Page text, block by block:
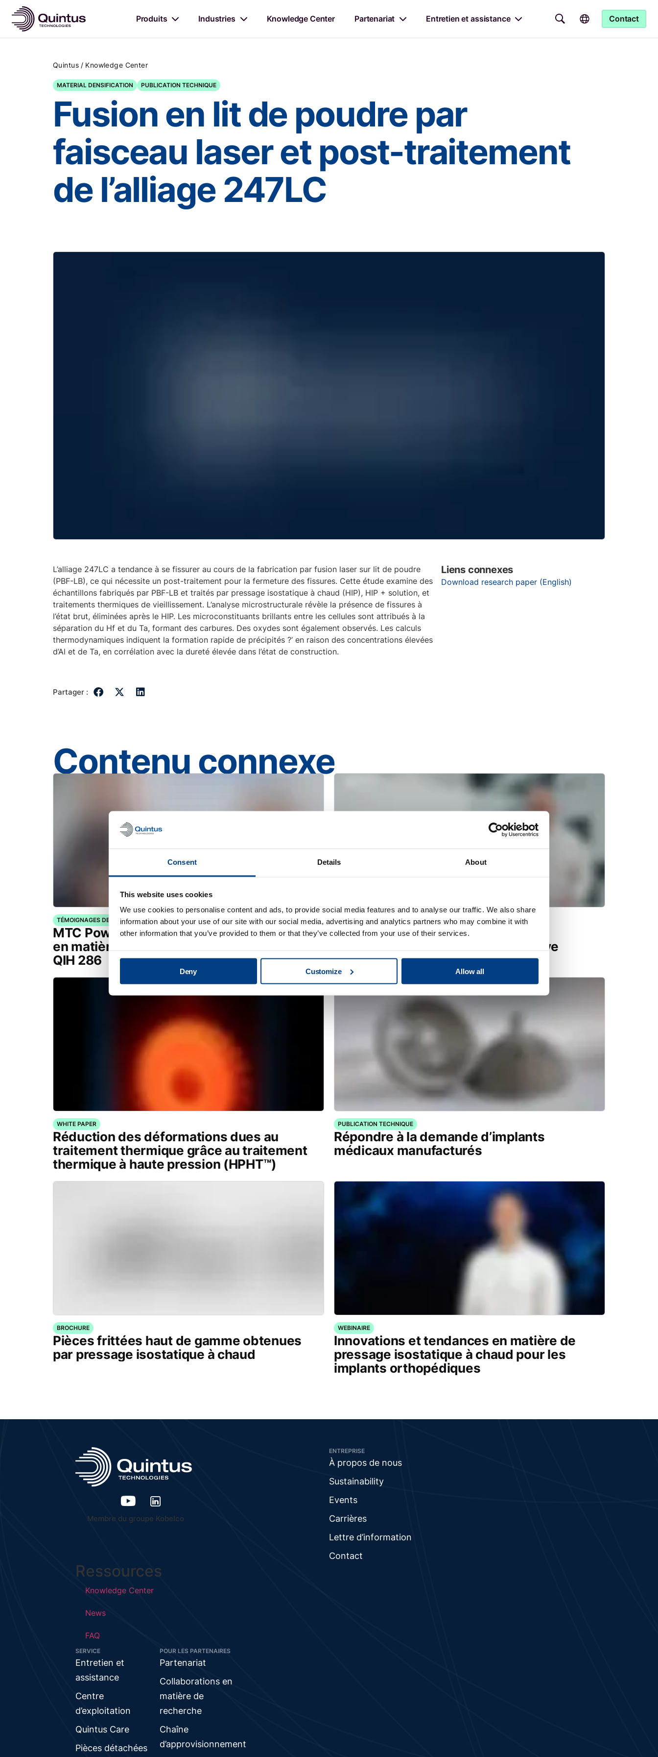
Consent Details About
This website uses cookies
We use cookies to personalise content and ads, to provide social media features and to analyse our traffic. We also share
information about your use of our site with our social media, advertising and analytics partners who may combine it with
other information that you’ve provided to them or that they’ve collected from your use of their services.
Deny Customize Allow all
Produits Industries Knowledge Center Partenariat Entretien et assistance Contact
Quintus / Knowledge Center
MATERIAL DENSIFICATION PUBLICATION TECHNIQUE
Fusion en lit de poudre par
faisceau laser et post-traitement
de l’alliage 247LC
L’alliage 247LC a tendance à se fissurer au cours de la fabrication par fusion laser sur lit de poudre
(PBF-LB), ce qui nécessite un post-traitement pour la fermeture des fissures. Cette étude examine des
échantillons fabriqués par PBF-LB et traités par pressage isostatique à chaud (HIP), HIP + solution, et
traitements thermiques de vieillissement. L’analyse microstructurale révèle la présence de fissures à
l’état brut, éliminées après le HIP. Les microconstituants brillants entre les cellules sont attribués à la
séparation du Hf et du Ta, formant des carbures. Des oxydes sont également observés. Les calculs
thermodynamiques indiquent la formation rapide de précipités ?’ en raison des concentrations élevées
d’Al et de Ta, en corrélation avec la dureté élevée dans l’état de construction.
Liens connexes
Download research paper (English)
Partager :
Contenu connexe
TÉMOIGNAGES DE CLIENTS
MTC Powder Solutions étend ses capacités
en matière de PM-CIC/HIP grâce au Quintus
QIH 286
WEBINAIRE
La compaction isostatique à chaud
(CIC/HIP) pour la fabrication additive
métallique
WHITE PAPER
Réduction des déformations dues au
traitement thermique grâce au traitement
thermique à haute pression (HPHT™)
PUBLICATION TECHNIQUE
Répondre à la demande d’implants
médicaux manufacturés
BROCHURE
Pièces frittées haut de gamme obtenues
par pressage isostatique à chaud
WEBINAIRE
Innovations et tendances en matière de
pressage isostatique à chaud pour les
implants orthopédiques
Membre du groupe Kobelco
ENTREPRISE
À propos de nous
Sustainability
Events
Carrières
Lettre d’information
Contact
Ressources
Knowledge Center
News
FAQ
SERVICE
Entretien et
assistance
Centre
d’exploitation
Quintus Care
Pièces détachées
POUR LES PARTENAIRES
Partenariat
Collaborations en
matière de
recherche
Chaîne
d’approvisionnement